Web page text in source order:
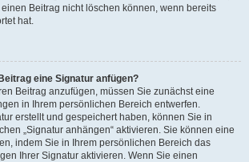
Beitrag nicht löschen können, wenn bereits
hat.
eine Signatur anfügen?
Beitrag anzufügen, müssen Sie zunächst eine
in Ihrem persönlichen Bereich entwerfen.
erstellt und gespeichert haben, können Sie in
„Signatur anhängen“ aktivieren. Sie können eine
indem Sie in Ihrem persönlichen Bereich das
Ihrer Signatur aktivieren. Wenn Sie einen